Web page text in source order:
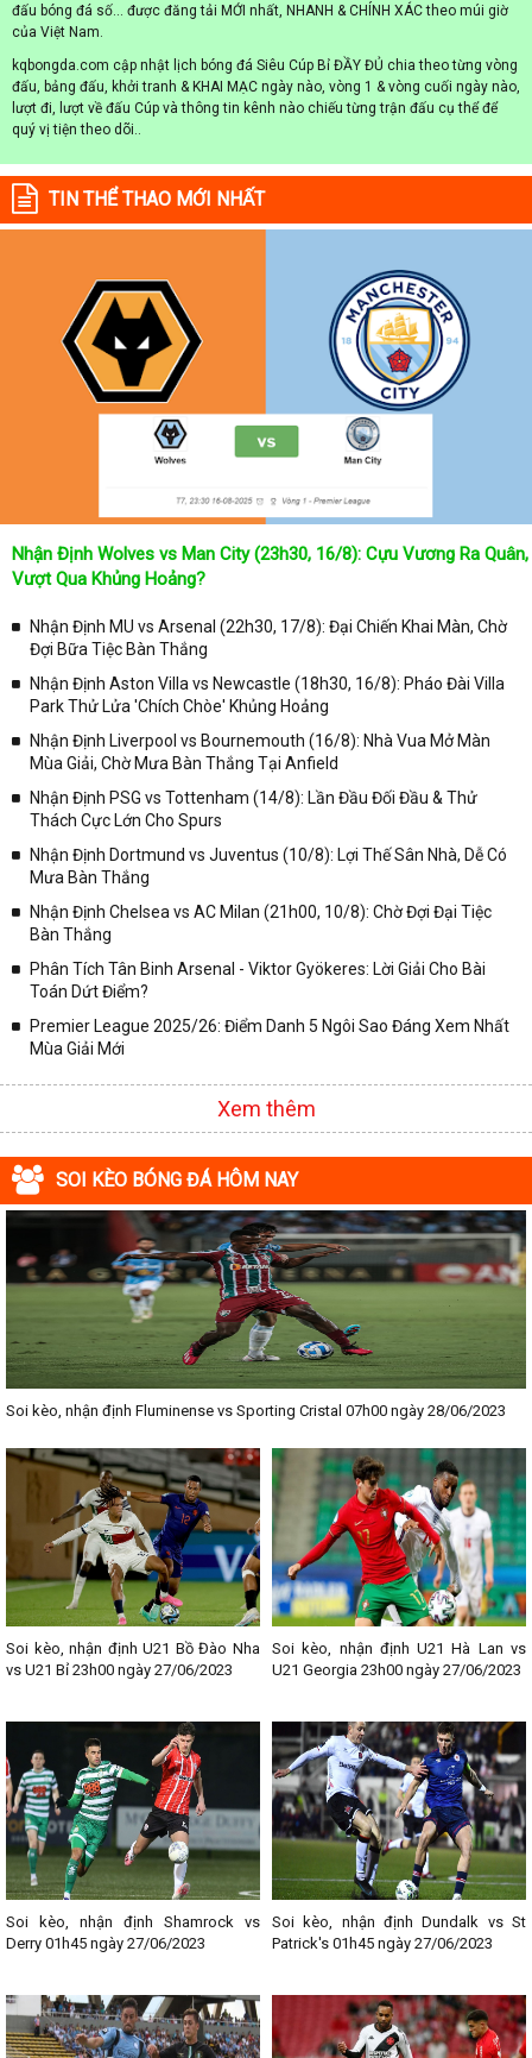
đấu bóng đá số... được đăng tải MỚI nhất, NHANH & CHÍNH XÁC theo múi giờ
của Việt Nam.
kqbongda.com cập nhật lịch bóng đá Siêu Cúp Bỉ ĐẦY ĐỦ chia theo từng vòng
đấu, bảng đấu, khởi tranh & KHAI MẠC ngày nào, vòng 1 & vòng cuối ngày nào,
lượt đi, lượt về đấu Cúp và thông tin kênh nào chiếu từng trận đấu cụ thể để
quý vị tiện theo dõi..
TIN THỂ THAO MỚI NHẤT
Nhận Định Wolves vs Man City (23h30, 16/8): Cựu Vương Ra Quân,
Vượt Qua Khủng Hoảng?
Nhận Định MU vs Arsenal (22h30, 17/8): Đại Chiến Khai Màn, Chờ
Đợi Bữa Tiệc Bàn Thắng
Nhận Định Aston Villa vs Newcastle (18h30, 16/8): Pháo Đài Villa
Park Thử Lửa 'Chích Chòe' Khủng Hoảng
Nhận Định Liverpool vs Bournemouth (16/8): Nhà Vua Mở Màn
Mùa Giải, Chờ Mưa Bàn Thắng Tại Anfield
Nhận Định PSG vs Tottenham (14/8): Lần Đầu Đối Đầu & Thử
Thách Cực Lớn Cho Spurs
Nhận Định Dortmund vs Juventus (10/8): Lợi Thế Sân Nhà, Dễ Có
Mưa Bàn Thắng
Nhận Định Chelsea vs AC Milan (21h00, 10/8): Chờ Đợi Đại Tiệc
Bàn Thắng
Phân Tích Tân Binh Arsenal - Viktor Gyökeres: Lời Giải Cho Bài
Toán Dứt Điểm?
Premier League 2025/26: Điểm Danh 5 Ngôi Sao Đáng Xem Nhất
Mùa Giải Mới
Xem thêm
SOI KÈO BÓNG ĐÁ HÔM NAY
Soi kèo, nhận định Fluminense vs Sporting Cristal 07h00 ngày 28/06/2023
Soi kèo, nhận định U21 Bồ Đào Nha
vs U21 Bỉ 23h00 ngày 27/06/2023
Soi kèo, nhận định U21 Hà Lan vs
U21 Georgia 23h00 ngày 27/06/2023
Soi kèo, nhận định Shamrock vs
Derry 01h45 ngày 27/06/2023
Soi kèo, nhận định Dundalk vs St
Patrick's 01h45 ngày 27/06/2023